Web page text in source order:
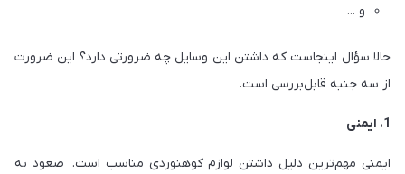
و ...
حالا سؤال اینجاست که داشتن این وسایل چه ضرورتی دارد؟ این ضرورت
از سه جنبه قابل‌بررسی است.
1. ایمنی
ایمنی مهم‌ترین دلیل داشتن لوازم کوهنوردی مناسب است. صعود به